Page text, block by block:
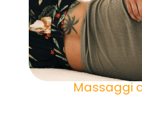
Massaggi